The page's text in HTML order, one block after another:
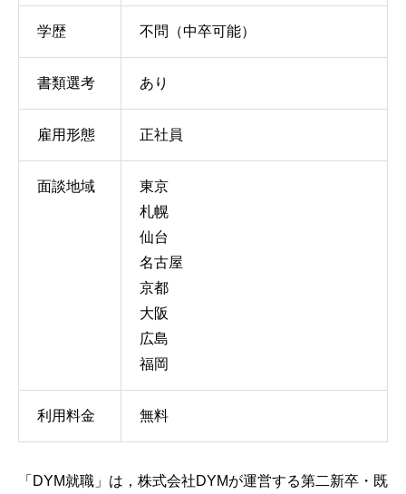
学歴 不問（中卒可能）
書類選考 あり
雇用形態 正社員
面談地域
東京
札幌
仙台
名古屋
京都
大阪
広島
福岡
利用料金 無料
「DYM就職」は，株式会社DYMが運営する第二新卒・既